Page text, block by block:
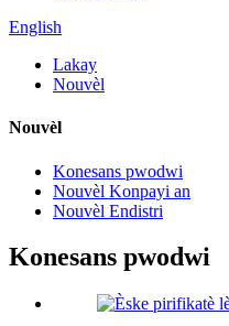
English
Lakay
Nouvèl
Nouvèl
Konesans pwodwi
Nouvèl Konpayi an
Nouvèl Endistri
Konesans pwodwi